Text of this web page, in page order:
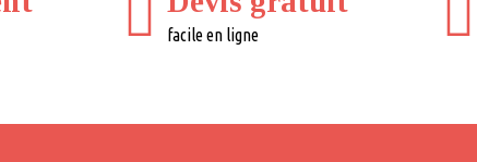
facile en ligne